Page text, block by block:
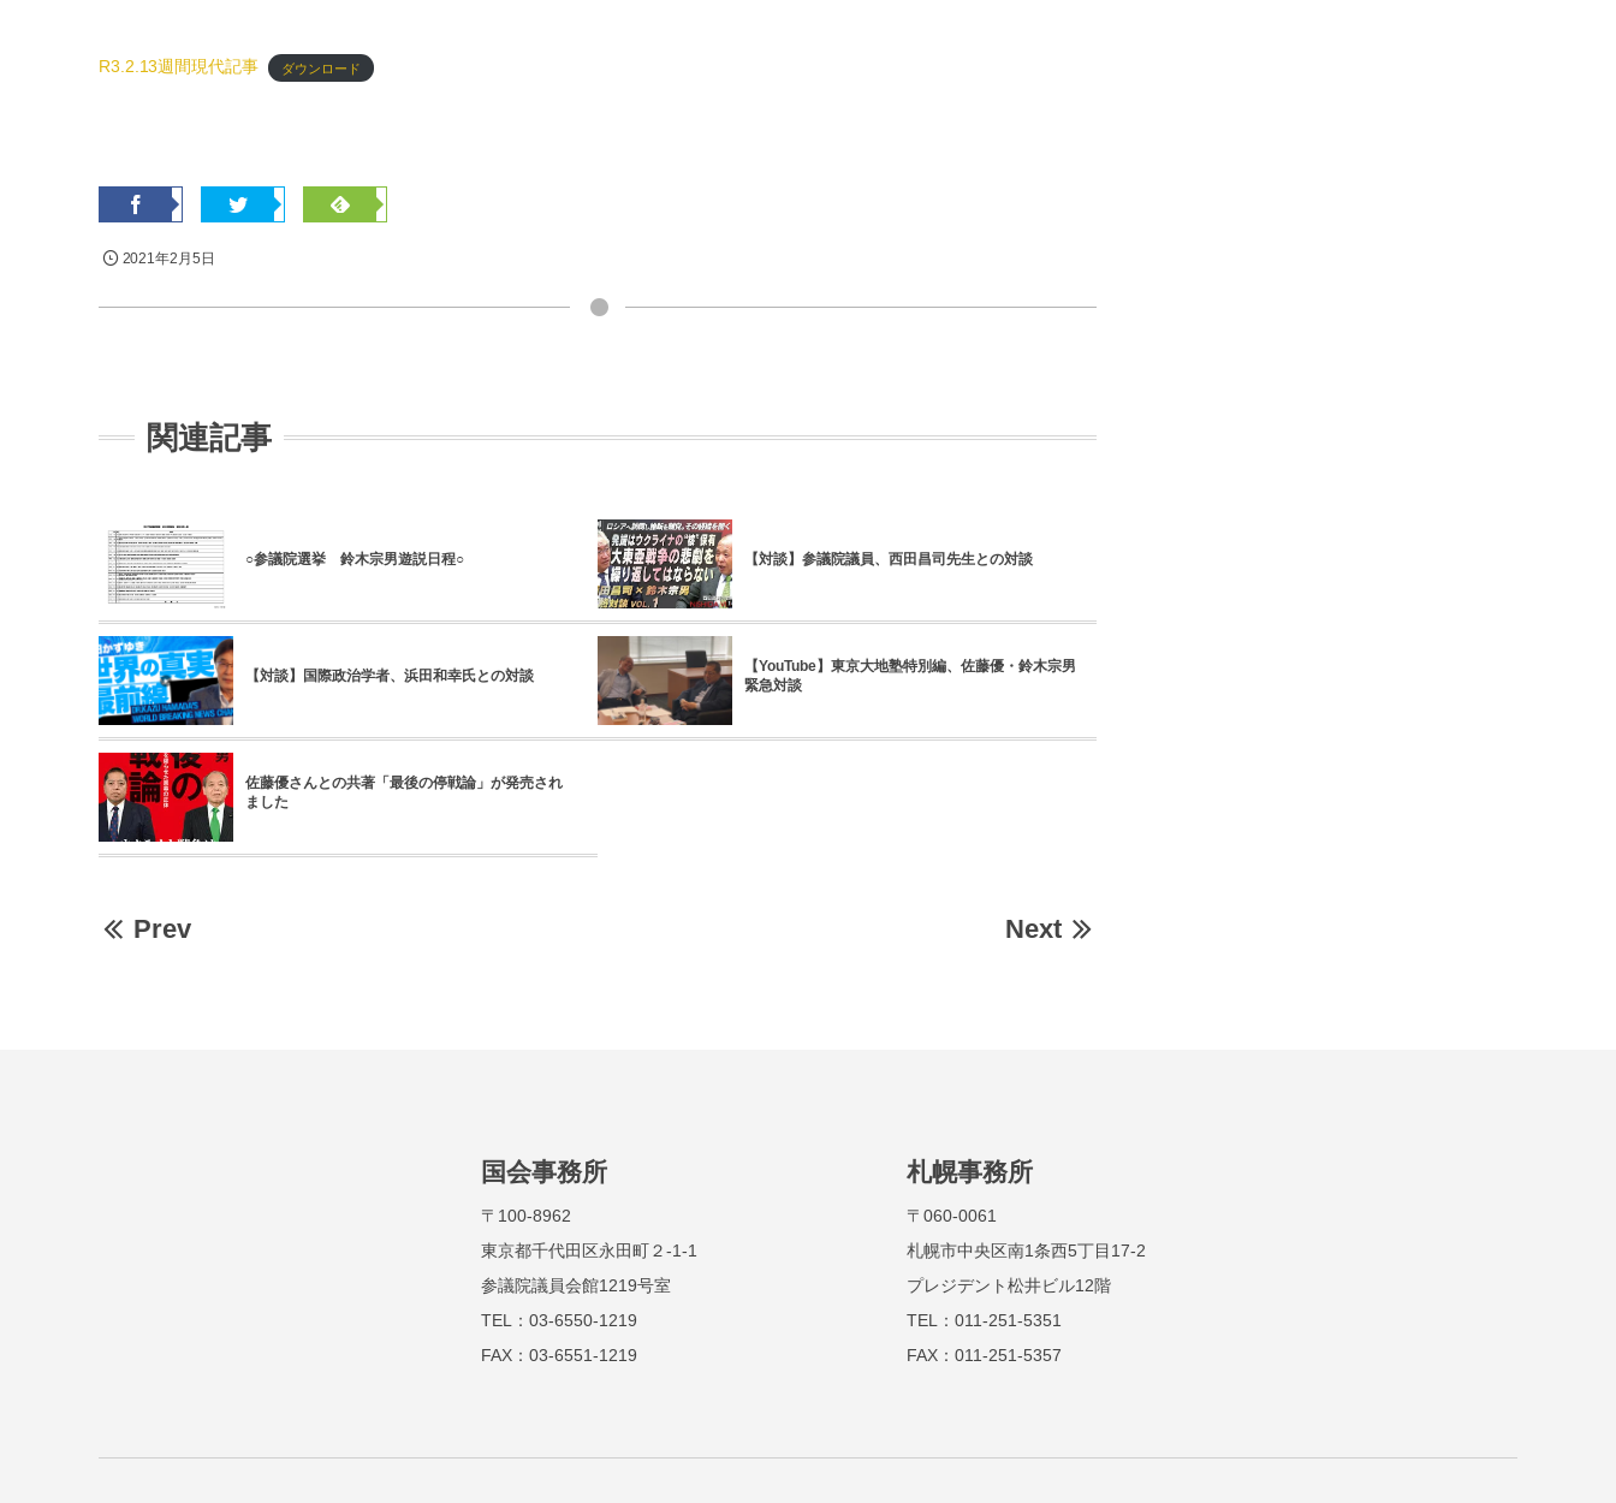
R3.2.13週間現代記事 ダウンロード
2021年2月5日
関連記事
○参議院選挙 鈴木宗男遊説日程○ 【対談】参議院議員、西田昌司先生との対談
【対談】国際政治学者、浜田和幸氏との対談
【YouTube】東京大地塾特別編、佐藤優・鈴木宗男
緊急対談
佐藤優さんとの共著「最後の停戦論」が発売され
ました
Prev Next
国会事務所
〒100-8962
東京都千代田区永田町２-1-1
参議院議員会館1219号室
TEL：03-6550-1219
FAX：03-6551-1219
札幌事務所
〒060-0061
札幌市中央区南1条西5丁目17-2
プレジデント松井ビル12階
TEL：011-251-5351
FAX：011-251-5357